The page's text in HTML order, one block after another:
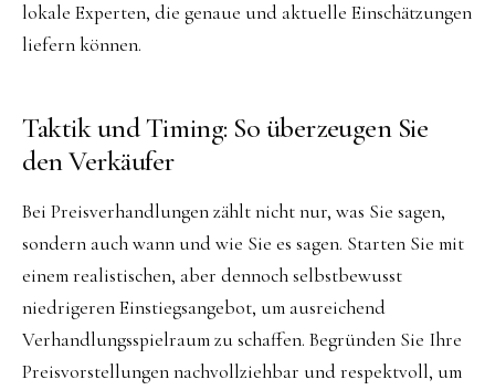
lokale Experten, die genaue und aktuelle Einschätzungen
liefern können.
Taktik und Timing: So überzeugen Sie
den Verkäufer
Bei Preisverhandlungen zählt nicht nur, was Sie sagen,
sondern auch wann und wie Sie es sagen. Starten Sie mit
einem realistischen, aber dennoch selbstbewusst
niedrigeren Einstiegsangebot, um ausreichend
Verhandlungsspielraum zu schaffen. Begründen Sie Ihre
Preisvorstellungen nachvollziehbar und respektvoll, um